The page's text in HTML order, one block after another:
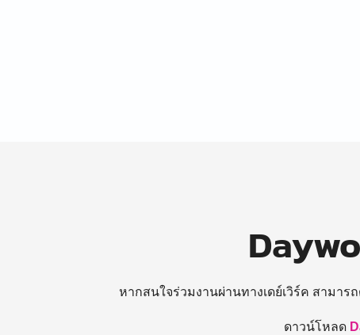
หากสนใจร่วมงานผ่านทางเดย์เวิร์ค สามา
ดาวน์โหลด